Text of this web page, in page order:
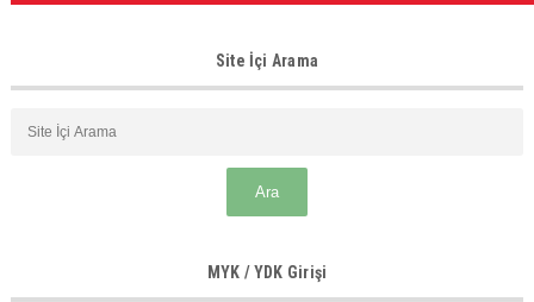
Site İçi Arama
MYK / YDK Girişi